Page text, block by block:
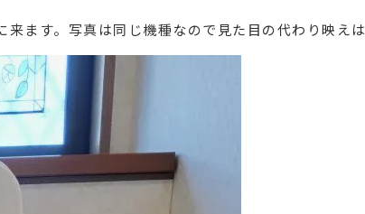
ます。写真は同じ機種なので見た目の代わり映えは